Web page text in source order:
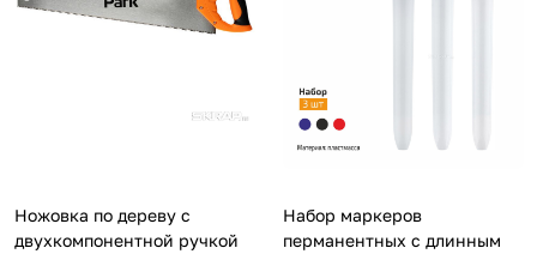
Ножовка по дереву с
двухкомпонентной ручкой
Набор маркеров
перманентных с длинным